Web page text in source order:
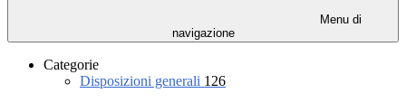
Menu di
navigazione
Categorie
Disposizioni generali 126